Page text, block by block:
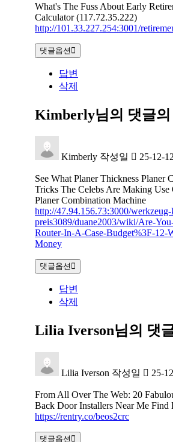
What's The Fuss About Early
Calculator (117.72.35.222)
http://101.33.227.254:3001/
댓글옵션
답변
삭제
Kimberly님의 댓글
Kimberly 작성일 25-12-
See What Planer Thickness Planer
Tricks The Celebs Are Making Use
Planer Combination Machine
http://47.94.156.73:3000/
preis3089/duane2003/wiki/Are-
Router-In-A-Case-Budget%3F-12-
Money
댓글옵션
답변
삭제
Lilia Iverson님의 댓
Lilia Iverson 작성일 25-
From All Over The Web: 20
Back Door Installers Near Me Find
https://rentry.co/beos2crc
댓글옵션